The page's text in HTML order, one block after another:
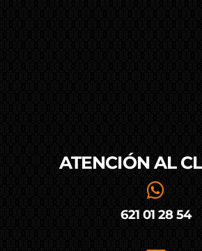
ATENCIÓN AL
621 01 28 54